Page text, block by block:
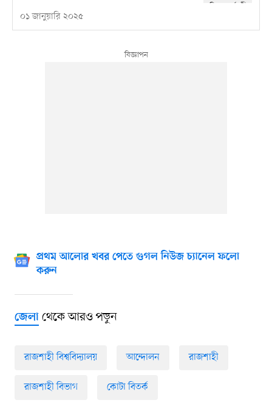
০১ জানুয়ারি ২০২৫
প্রথম আলোর খবর পেতে গুগল নিউজ চ্যানেল ফলো
করুন
জেলাথেকে আরও পড়ুন
রাজশাহী বিশ্ববিদ্যালয় আন্দোলন রাজশাহী
রাজশাহী বিভাগ কোটা বিতর্ক